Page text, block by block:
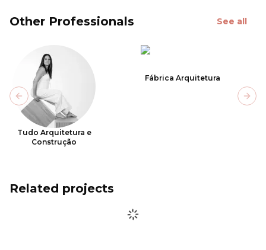
Other Professionals See all
Tudo Arquitetura e
Construção
Fábrica Arquitetura
Previous slide
Related projects